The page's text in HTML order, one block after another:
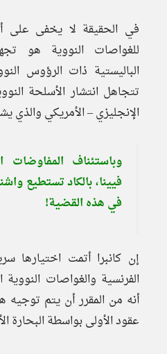
في الحقيقة لا يخفى على
للغواصات النووية هو
الباليستية ذات الرؤوس
تتجاهل انتشار الأسلحة
الإنجليزي – الأمريكي والذي
وباستئناف المفاوضات
فيينا، بالكاد تستطيع
في هذه القضية!
إن كانبرا أتمت اختيارها
الفرنسية والغواصات
أنه من المقرر أن يتم
عقود الأولى بواسطة البحارة